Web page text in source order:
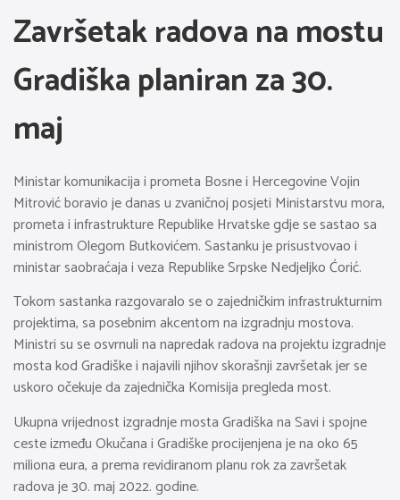
Završetak radova na mostu
Gradiška planiran za 30.
maj
Ministar komunikacija i prometa Bosne i Hercegovine Vojin
Mitrović boravio je danas u zvaničnoj posjeti Ministarstvu mora,
prometa i infrastrukture Republike Hrvatske gdje se sastao sa
ministrom Olegom Butkovićem. Sastanku je prisustvovao i
ministar saobraćaja i veza Republike Srpske Nedjeljko Ćorić.
Tokom sastanka razgovaralo se o zajedničkim infrastrukturnim
projektima, sa posebnim akcentom na izgradnju mostova.
Ministri su se osvrnuli na napredak radova na projektu izgradnje
mosta kod Gradiške i najavili njihov skorašnji završetak jer se
uskoro očekuje da zajednička Komisija pregleda most.
Ukupna vrijednost izgradnje mosta Gradiška na Savi i spojne
ceste između Okučana i Gradiške procijenjena je na oko 65
miliona eura, a prema revidiranom planu rok za završetak
radova je 30. maj 2022. godine.